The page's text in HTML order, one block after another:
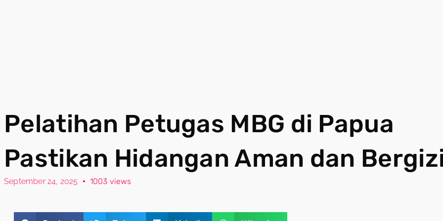
Pelatihan Petugas MBG di Papua
Pastikan Hidangan Aman dan
September 24, 2025 1003 views